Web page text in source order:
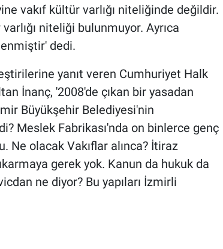
vakıf kültür varlığı niteliğinde değildir.
niteliği bulunmuyor. Ayrıca
dedi.
yanıt veren Cumhuriyet Halk
İnanç, '2008'de çıkan bir yasadan
Büyükşehir Belediyesi'nin
Meslek Fabrikası'nda on binlerce genç
Ne olacak Vakıflar alınca? İtiraz
gerek yok. Kanun da hukuk da
ne diyor? Bu yapıları İzmirli